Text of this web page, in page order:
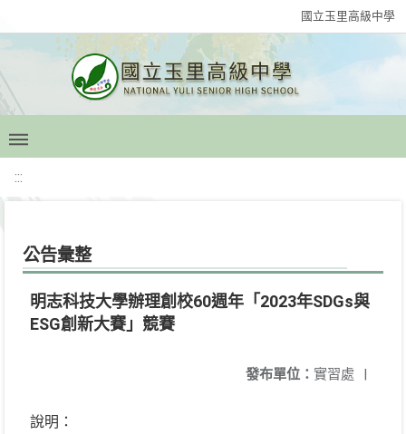
國立玉里高級中學
:::
公告彙整
明志科技大學辦理創校60週年「2023年SDGs與
ESG創新大賽」競賽
發布單位： 實習處 |
說明：